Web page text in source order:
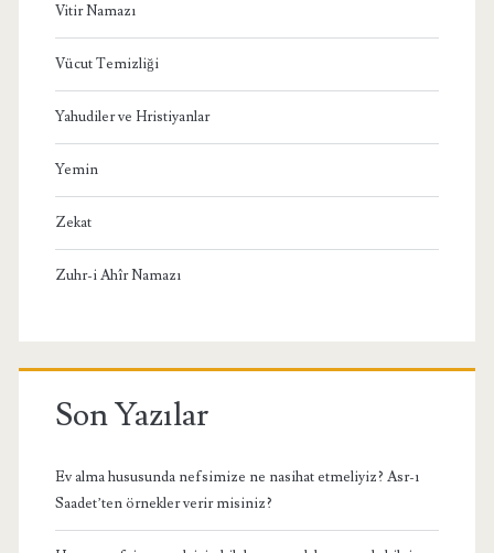
Vitir Namazı
Vücut Temizliği
Yahudiler ve Hristiyanlar
Yemin
Zekat
Zuhr-i Ahîr Namazı
Son Yazılar
Ev alma hususunda nefsimize ne nasihat etmeliyiz? Asr-ı
Saadet’ten örnekler verir misiniz?